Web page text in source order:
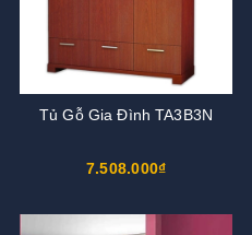
Tủ Gỗ Gia Đình TA3B3N
7.508.000₫